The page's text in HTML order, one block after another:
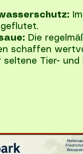
Die
schaffen
seltene Tier- und